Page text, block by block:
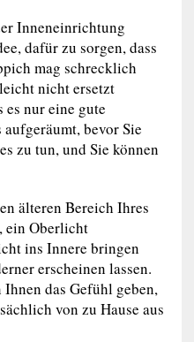
Inneneinrichtung
dafür zu sorgen, dass
mag schrecklich
nicht ersetzt
es nur eine gute
bevor Sie
zu tun, und Sie können
älteren Bereich Ihres
ein Oberlicht
ins Innere bringen
erscheinen lassen.
das Gefühl geben,
von zu Hause aus